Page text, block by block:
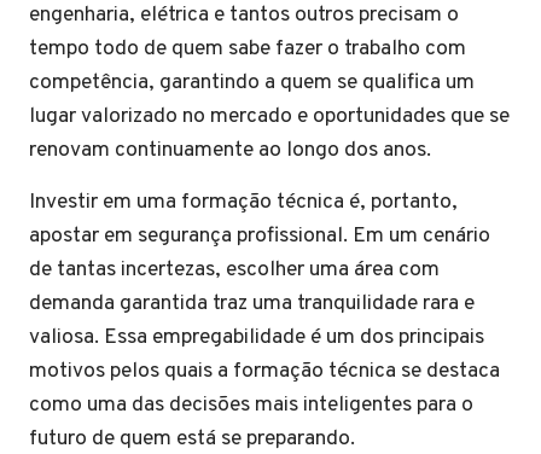
engenharia, elétrica e tantos outros precisam o
tempo todo de quem sabe fazer o trabalho com
competência, garantindo a quem se qualifica um
lugar valorizado no mercado e oportunidades que se
renovam continuamente ao longo dos anos.
Investir em uma formação técnica é, portanto,
apostar em segurança profissional. Em um cenário
de tantas incertezas, escolher uma área com
demanda garantida traz uma tranquilidade rara e
valiosa. Essa empregabilidade é um dos principais
motivos pelos quais a formação técnica se destaca
como uma das decisões mais inteligentes para o
futuro de quem está se preparando.